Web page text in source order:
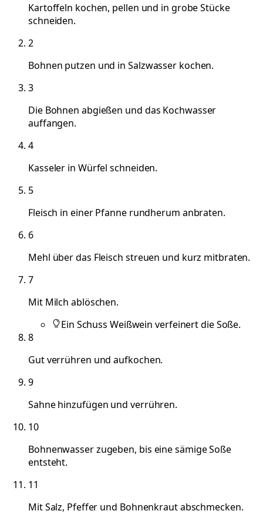
Kartoffeln kochen, pellen und in grobe Stücke
schneiden.
2
Bohnen putzen und in Salzwasser kochen.
3
Die Bohnen abgießen und das Kochwasser
auffangen.
4
Kasseler in Würfel schneiden.
5
Fleisch in einer Pfanne rundherum anbraten.
6
Mehl über das Fleisch streuen und kurz mitbraten.
7
Mit Milch ablöschen.
Ein Schuss Weißwein verfeinert die Soße.
8
Gut verrühren und aufkochen.
9
Sahne hinzufügen und verrühren.
10
Bohnenwasser zugeben, bis eine sämige Soße
entsteht.
11
Mit Salz, Pfeffer und Bohnenkraut abschmecken.